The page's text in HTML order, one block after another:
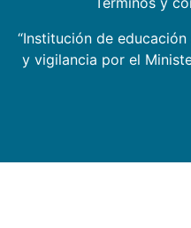
“Institución de
y vigilancia por el